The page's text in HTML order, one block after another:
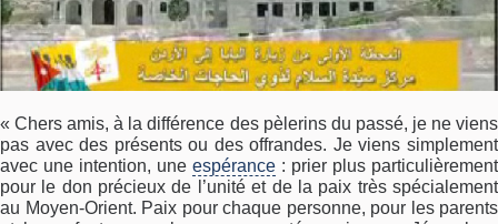
« Chers amis, à la différence des pèlerins du passé, je ne viens
pas avec des présents ou des offrandes. Je viens simplement
avec une intention, une espérance : prier plus particulièrement
pour le don précieux de l’unité et de la paix très spécialement
au Moyen-Orient. Paix pour chaque personne, pour les parents